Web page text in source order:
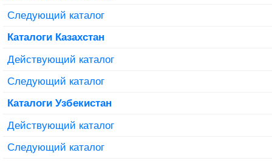
Следующий каталог
Каталоги Казахстан
Действующий каталог
Следующий каталог
Каталоги Узбекистан
Действующий каталог
Следующий каталог